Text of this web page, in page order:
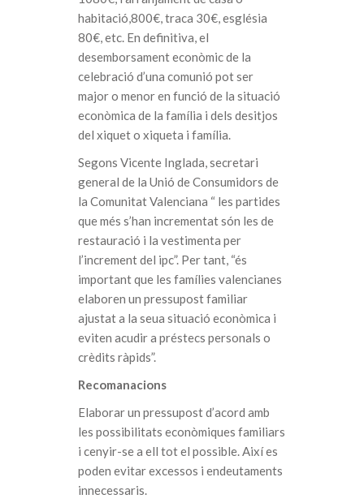
habitació,800€, traca 30€, església
80€, etc. En definitiva, el
desemborsament econòmic de la
celebració d’una comunió pot ser
major o menor en funció de la situació
econòmica de la família i dels desitjos
del xiquet o xiqueta i família.
Segons Vicente Inglada, secretari
general de la Unió de Consumidors de
la Comunitat Valenciana “ les partides
que més s’han incrementat són les de
restauració i la vestimenta per
l’increment del ipc”. Per tant, “és
important que les famílies valencianes
elaboren un pressupost familiar
ajustat a la seua situació econòmica i
eviten acudir a préstecs personals o
crèdits ràpids”.
Recomanacions
Elaborar un pressupost d’acord amb
les possibilitats econòmiques familiars
i cenyir-se a ell tot el possible. Així es
poden evitar excessos i endeutaments
innecessaris.